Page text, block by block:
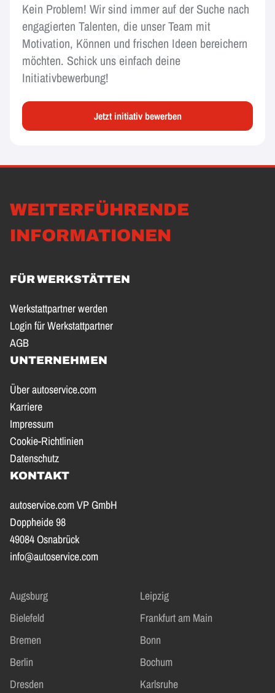
Kein Problem! Wir sind immer auf der Suche nach
engagierten Talenten, die unser Team mit
Motivation, Können und frischen Ideen bereichern
möchten. Schick uns einfach deine
Initiativbewerbung!
Jetzt initiativ bewerben
WEITERFÜHRENDE
INFORMATIONEN
FÜR WERKSTÄTTEN
Werkstattpartner werden
Login für Werkstattpartner
AGB
UNTERNEHMEN
Über autoservice.com
Karriere
Impressum
Cookie-Richtlinien
Datenschutz
KONTAKT
autoservice.com VP GmbH
Doppheide 98
49084 Osnabrück
info@autoservice.com
Augsburg
Leipzig
Bielefeld
Frankfurt am Main
Bremen
Bonn
Berlin
Bochum
Dresden
Karlsruhe